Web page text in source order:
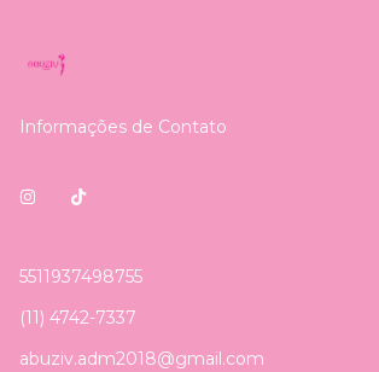
Informações de Contato
5511937498755
(11) 4742-7337
abuziv.adm2018@gmail.com